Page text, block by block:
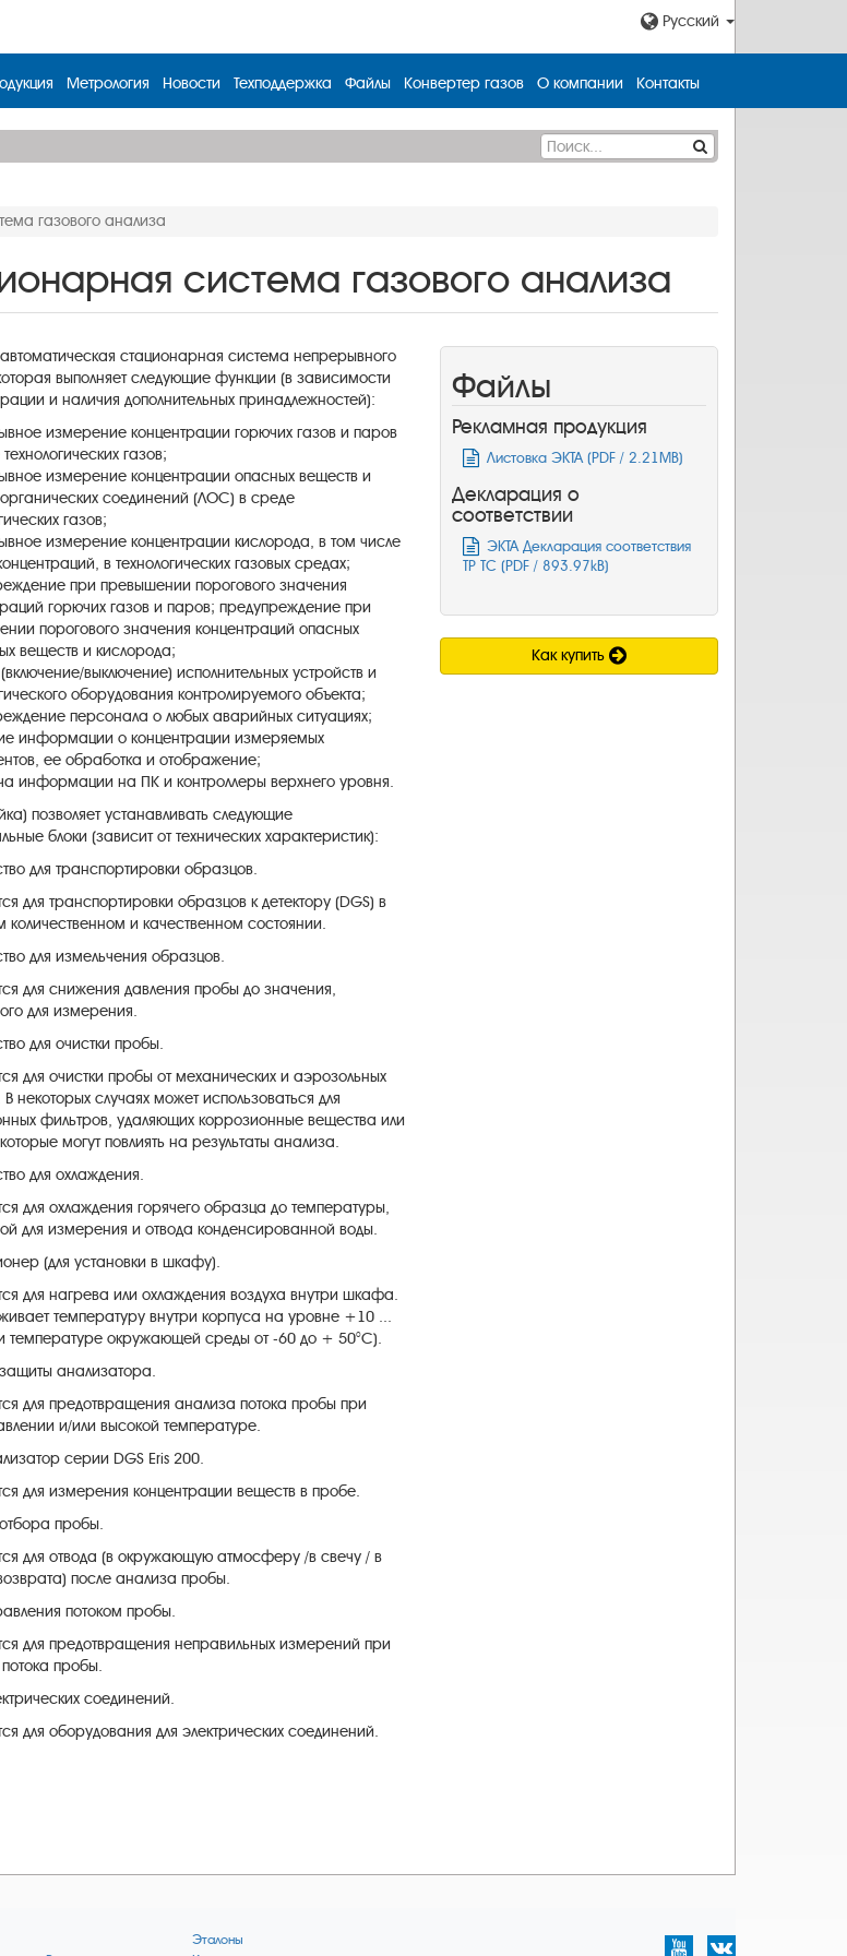
Русский
Метрология Новости Техподдержка Файлы Конвертер газов О компании Контакты
газового анализа
система газового анализа
стационарная система непрерывного
выполняет следующие функции (в зависимости
и наличия дополнительных принадлежностей):
измерение концентрации горючих газов и паров
технологических газов;
измерение концентрации опасных веществ и
органических соединений (ЛОС) в среде
газов;
измерение концентрации кислорода, в томчисле
, в технологических газовых средах;
при превышении порогового значения
горючих газов и паров;предупреждение при
порогового значения концентраций опасных
веществ и кислорода;
(включение/выключение) исполнительных устройств и
оборудования контролируемого объекта;
персонала о любых аварийных ситуациях;
информации о концентрации измеряемых
, ее обработка и отображение;
информации на ПК и контроллеры верхнего уровня.
) позволяет устанавливать следующие
блоки (зависит от технических характеристик):
длятранспортировки образцов.
для транспортировки образцов к детектору (DGS) в
количественном и качественном состоянии.
дляизмельченияобразцов.
для снижения давления пробы до значения,
для измерения.
дляочистки пробы.
для очистки пробы от механических и аэрозольных
В некоторых случаях может использоваться для
фильтров,удаляющих коррозионные вещества или
которые могут повлиять на результатыанализа.
дляохлаждения.
для охлаждения горячего образца до температуры,
для измерения и отвода конденсированной воды.
(для установки в шкафу).
для нагрева или охлаждения воздуха внутри шкафа.
температуру внутри корпуса на уровне +10 ...
температуре окружающей средыот -60 до + 50°C).
защиты анализатора.
для предотвращения анализа потока пробы при
и/или высокой температуре.
серии DGS Eris 200.
для измерения концентрации веществ в пробе.
пробы.
для отвода (в окружающую атмосферу /в свечу / в
) после анализа пробы.
потоком пробы.
для предотвращения неправильных измерений при
потока пробы.
соединений.
для оборудования дляэлектрических соединений.
Файлы
Рекламная продукция
Листовка ЭКТА (PDF / 2.21MB)
Декларация о
соответствии
ЭКТА Декларация соответствия
ТР ТС (PDF / 893.97kB)
Как купить
Эталоны